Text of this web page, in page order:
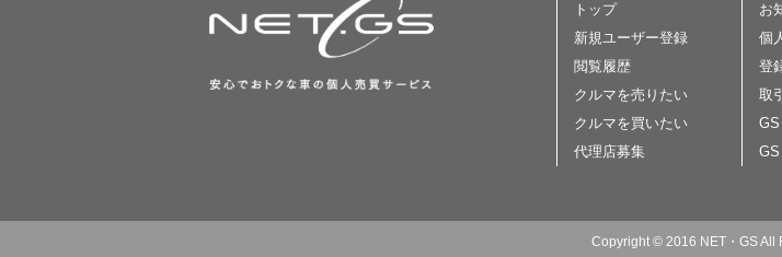
トップ
新規ユーザー登録
閲覧履歴
クルマを売りたい
クルマを買いたい
代理店募集
お
個
登
取
Copyright © 2016 NET・GS All